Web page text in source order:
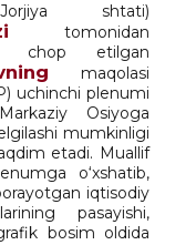
shtati)
tomonidan
chop etilgan
maqolasi
uchinchi plenumi
Osiyoga
mumkinligi
etadi. Muallif
o‘xshatib,
iqtisodiy
pasayishi,
bosim oldida